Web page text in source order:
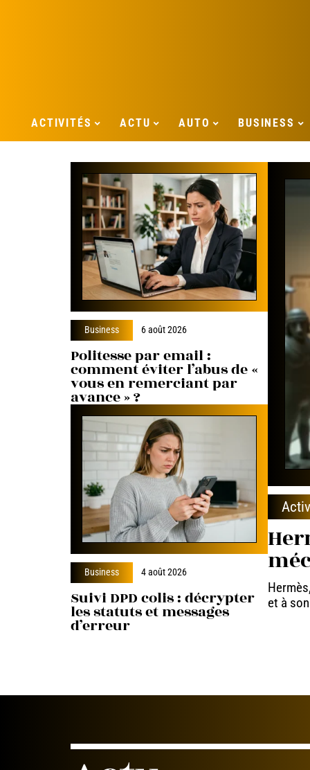
ACTIVITÉS ACTU AUTO BUSINESS
Business 6 août 2026
Politesse par email :
comment éviter l’abus de «
vous en remerciant par
avance » ?
Business 4 août 2026
Suivi DPD colis : décrypter
les statuts et messages
d’erreur
et à